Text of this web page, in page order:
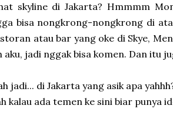
skyline di Jakarta? Hmmmm
bisa nongkrong-nongkrong di
atau bar yang oke di Skye,
aku, jadi nggak bisa komen. Dan itu
jadi... di Jakarta yang asik apa
kalau ada temen ke sini biar punya